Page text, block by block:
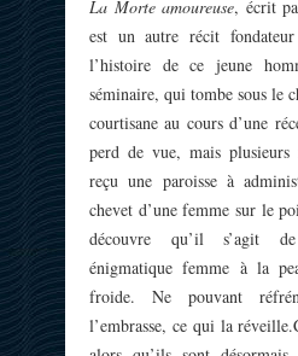
La Morte amoureuse, écrit
est un autre récit
l’histoire de ce jeune
séminaire, qui tombe sous le
courtisane au cours d’une
perd de vue, mais
reçu une paroisse à
chevet d’une femme sur le
découvre qu’il s’agit
énigmatique femme à la
froide. Ne pouvant
l’embrasse, ce qui la